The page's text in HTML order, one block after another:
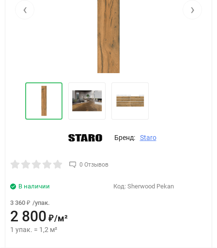
‹ ›
Бренд: Staro
0 Отзывов
Код: Sherwood Pekan
В наличии
3 360 ₽ /упак.
2 800 ₽/м²
1 упак. = 1,2 м²